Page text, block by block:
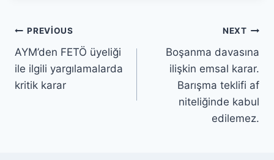
PREVIOUS
AYM’den FETÖ üyeliği
ile ilgili yargılamalarda
kritik karar
NEXT
Boşanma davasına
ilişkin emsal karar.
Barışma teklifi af
niteliğinde kabul
edilemez.